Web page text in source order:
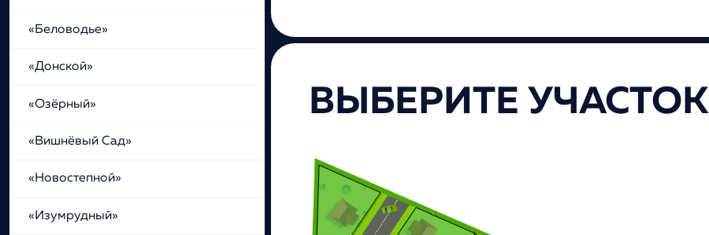
«Беловодье»
«Донской»
«Озёрный»
«Вишнёвый Сад»
«Новостепной»
«Изумрудный»
ВЫБЕРИТЕ УЧАСТОК